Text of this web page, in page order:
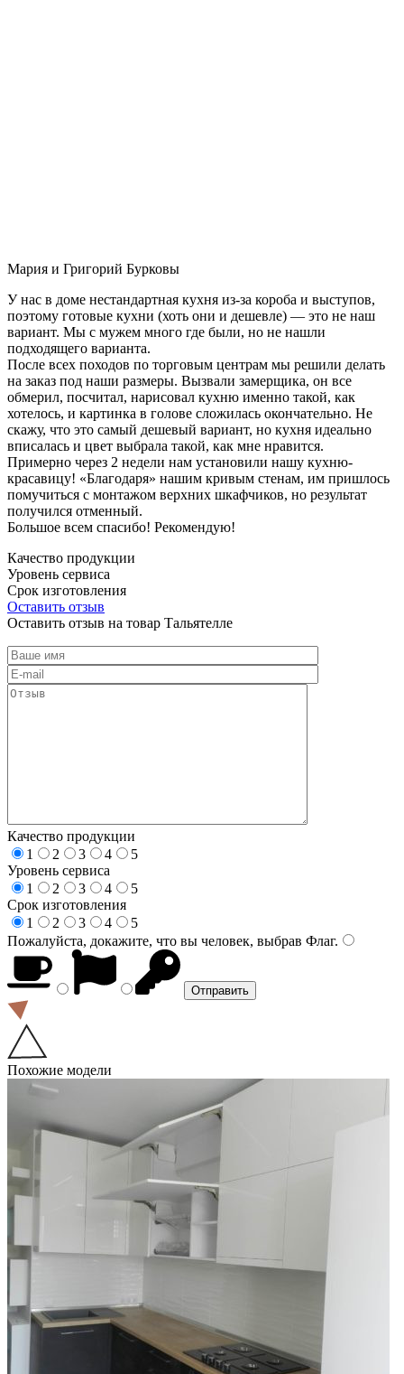
Мария и Григорий Бурковы
У нас в доме нестандартная кухня из-за короба и выступов,
поэтому готовые кухни (хоть они и дешевле) — это не наш
вариант. Мы с мужем много где были, но не нашли
подходящего варианта.
После всех походов по торговым центрам мы решили делать
на заказ под наши размеры. Вызвали замерщика, он все
обмерил, посчитал, нарисовал кухню именно такой, как
хотелось, и картинка в голове сложилась окончательно. Не
скажу, что это самый дешевый вариант, но кухня идеально
вписалась и цвет выбрала такой, как мне нравится.
Примерно через 2 недели нам установили нашу кухню-
красавицу! «Благодаря» нашим кривым стенам, им пришлось
помучиться с монтажом верхних шкафчиков, но результат
получился отменный.
Большое всем спасибо! Рекомендую!
Качество продукции
Уровень сервиса
Срок изготовления
Оставить отзыв
Оставить отзыв на товар Тальятелле
Качество продукции
1
2 3 4
5
Уровень сервиса
1
2 3 4
5
Срок изготовления
1
2 3 4
5
Пожалуйста, докажите, что вы человек, выбрав Флаг.
Похожие модели